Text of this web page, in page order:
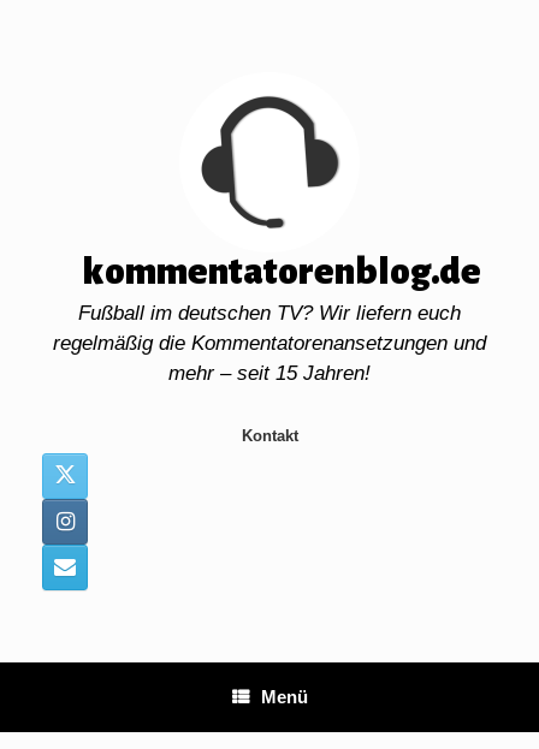
kommentatorenblog.de
Fußball im deutschen TV? Wir liefern euch
regelmäßig die Kommentatorenansetzungen und
mehr – seit 15 Jahren!
Kontakt
Menü